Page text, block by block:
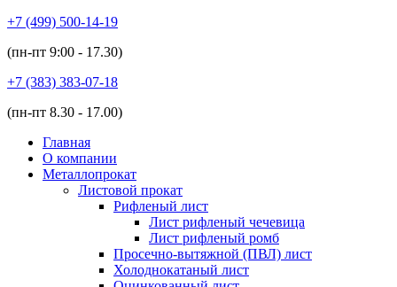
+7 (499) 500-14-19
(пн-пт 9:00 - 17.30)
+7 (383) 383-07-18
(пн-пт 8.30 - 17.00)
Главная
О компании
Металлопрокат
Листовой прокат
Рифленый лист
Лист рифленый чечевица
Лист рифленый ромб
Просечно-вытяжной (ПВЛ) лист
Холоднокатаный лист